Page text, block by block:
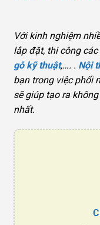
Với kinh nghiệm
lắp đặt, thi công
gỗ kỹ thuật,…. . Nội
bạn trong việc phối
sẽ giúp tạo ra
nhất.